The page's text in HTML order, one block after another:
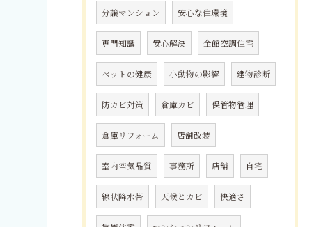
分譲マンション 安心な住環境
専門知識 安心解決 全館空調住宅
ペットの健康 小動物の影響 建物診断
防カビ対策 倉庫カビ 保管物管理
倉庫リフォーム 店舗改装
室内空気品質 事務所 店舗 自宅
線状降水帯 天候とカビ 快適さ